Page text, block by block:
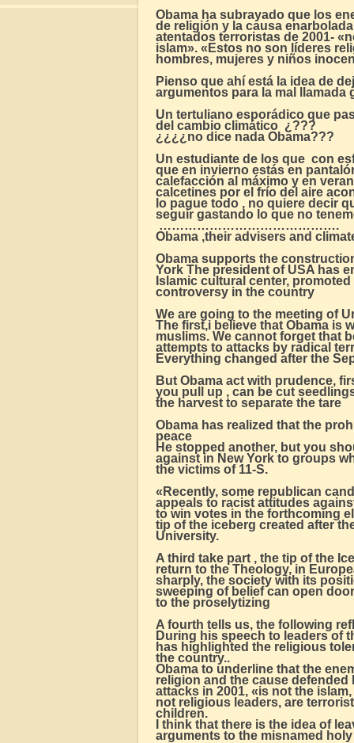
Obama ha subrayado que los
de religión y la causa
atentados terroristas de 2001-
islam». «Estos no son líderes
hombres, mujeres y niños
Pienso que ahí está la idea de
argumentos para la mal llamada
Un tertuliano esporádico que
del cambio climático ¿???
¿¿¿¿no dice nada Obama???
Un estudiante de los que con
que en invierno estás en
calefacción al máximo y en
calcetines por el frío del aire
lo pague todo , no quiere decir
seguir gastando lo que no
…………………………………….
Obama ,their advisers and
Obama supports the
York The president of USA has
Islamic cultural center,
controversy in the country
We are going to the meeting of
The first,i believe that Obama is
muslims. We cannot forget that
attempts to attacks by radical
Everything changed after the
But Obama act with prudence,
you pull up , can be cut
the harvest to separate the tare
Obama has realized that the
peace
He stopped another, but you
against in New York to groups
the victims of 11-S.
«Recently, some republican
appeals to racist attitudes
to win votes in the forthcoming
tip of the iceberg created after
University.
A third take part , the tip of the
return to the Theology, in
sharply, the society with its
sweeping of belief can open
to the proselytizing
A fourth tells us, the following
During his speech to leaders of
has highlighted the religious
the country..
Obama to underline that the
religion and the cause
attacks in 2001, «is not the
not religious leaders, are
children.
I think that there is the idea of
arguments to the misnamed holy